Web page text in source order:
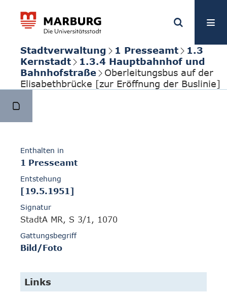
Stadtverwaltung 1 Presseamt
1.3
Kernstadt
1.3.4 Hauptbahnhof und
Bahnhofstraße
Oberleitungsbus auf der
Elisabethbrücke [zur Eröffnung der Buslinie]
Enthalten in
1 Presseamt
Entstehung
[19.5.1951]
Signatur
StadtA MR, S 3/1, 1070
Gattungsbegriff
Bild/Foto
Links